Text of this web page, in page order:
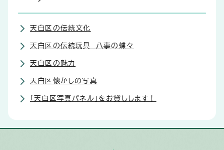
天白区の伝統文化
天白区の伝統玩具 八事の蝶々
天白区の魅力
天白区懐かしの写真
「天白区写真パネル」をお貸しします！